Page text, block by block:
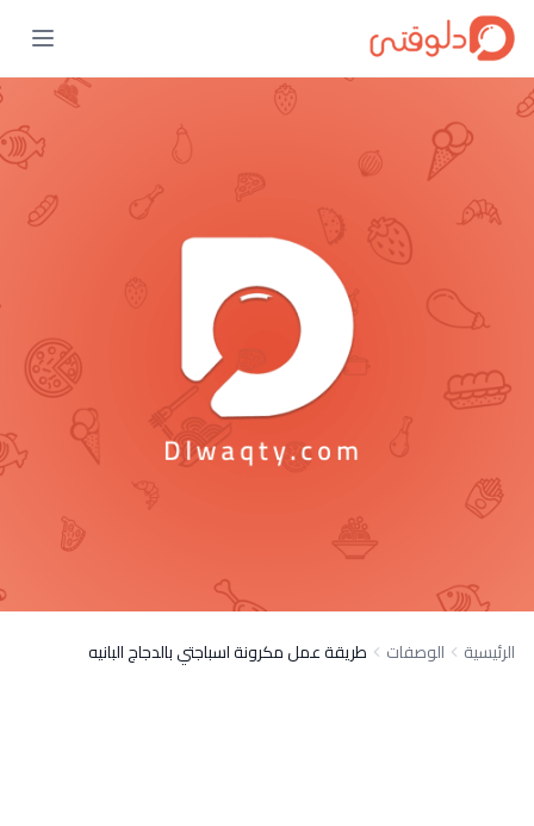
الرئيسية الوصفات طريقة عمل مكرونة اسباجتي بالدجاج البانيه​